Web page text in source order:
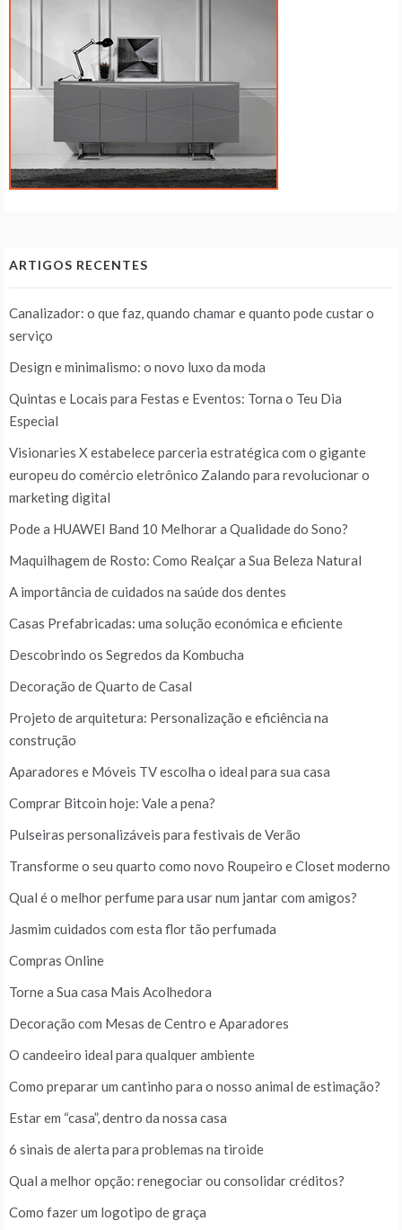
ARTIGOS RECENTES
Canalizador: o que faz, quando chamar e quanto pode custar o
serviço
Design e minimalismo: o novo luxo da moda
Quintas e Locais para Festas e Eventos: Torna o Teu Dia
Especial
Visionaries X estabelece parceria estratégica com o gigante
europeu do comércio eletrônico Zalando para revolucionar o
marketing digital
Pode a HUAWEI Band 10 Melhorar a Qualidade do Sono?
Maquilhagem de Rosto: Como Realçar a Sua Beleza Natural
A importância de cuidados na saúde dos dentes
Casas Prefabricadas: uma solução económica e eficiente
Descobrindo os Segredos da Kombucha
Decoração de Quarto de Casal
Projeto de arquitetura: Personalização e eficiência na
construção
Aparadores e Móveis TV escolha o ideal para sua casa
Comprar Bitcoin hoje: Vale a pena?
Pulseiras personalizáveis para festivais de Verão
Transforme o seu quarto como novo Roupeiro e Closet moderno
Qual é o melhor perfume para usar num jantar com amigos?
Jasmim cuidados com esta flor tão perfumada
Compras Online
Torne a Sua casa Mais Acolhedora
Decoração com Mesas de Centro e Aparadores
O candeeiro ideal para qualquer ambiente
Como preparar um cantinho para o nosso animal de estimação?
Estar em “casa”, dentro da nossa casa
6 sinais de alerta para problemas na tiroide
Qual a melhor opção: renegociar ou consolidar créditos?
Como fazer um logotipo de graça